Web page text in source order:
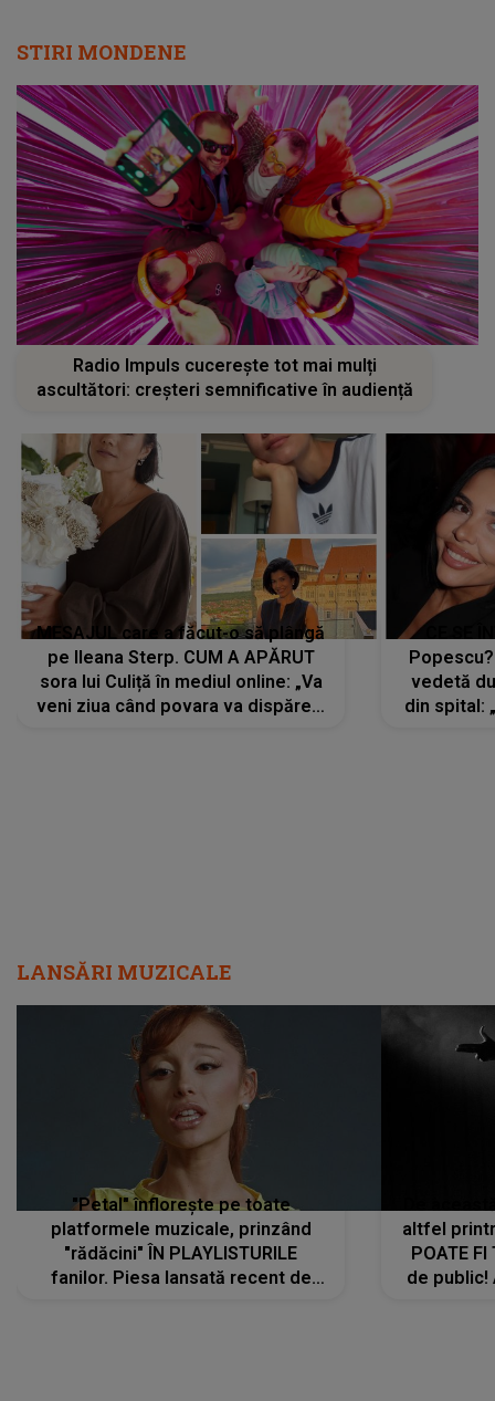
STIRI MONDENE
Radio Impuls cucerește tot mai mulți
ascultători: creșteri semnificative în audiență
MESAJUL care a făcut-o să plângă
pe Ileana Sterp. CUM A APĂRUT
sora lui Culiță în mediul online: „Va
veni ziua când povara va dispărea,
vedetă
din spital:
LANSĂRI MUZICALE
"Petal" înflorește pe toate
platformele muzicale, prinzând
"rădăcini" ÎN PLAYLISTURILE
fanilor. Piesa lansată recent de
altfel
POATE FI
de public!